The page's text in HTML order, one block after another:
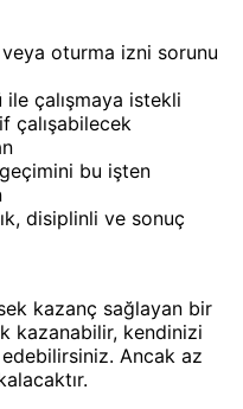
oturma izni sorunu
çalışmaya istekli
bu işten
disiplinli ve sonuç
kazanç sağlayan bir
kazanabilir, kendinizi
Ancak az